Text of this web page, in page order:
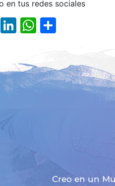
en tus redes sociales
Twitter
LinkedIn
WhatsApp
Creo en un